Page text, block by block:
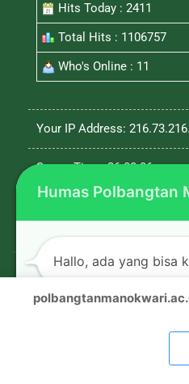
Hits Today : 2411
Total Hits : 1106757
Who's Online : 11
Your IP Address:
Server Time: 26-08-06
Humas Polbangtan
Hallo, ada yang bisa